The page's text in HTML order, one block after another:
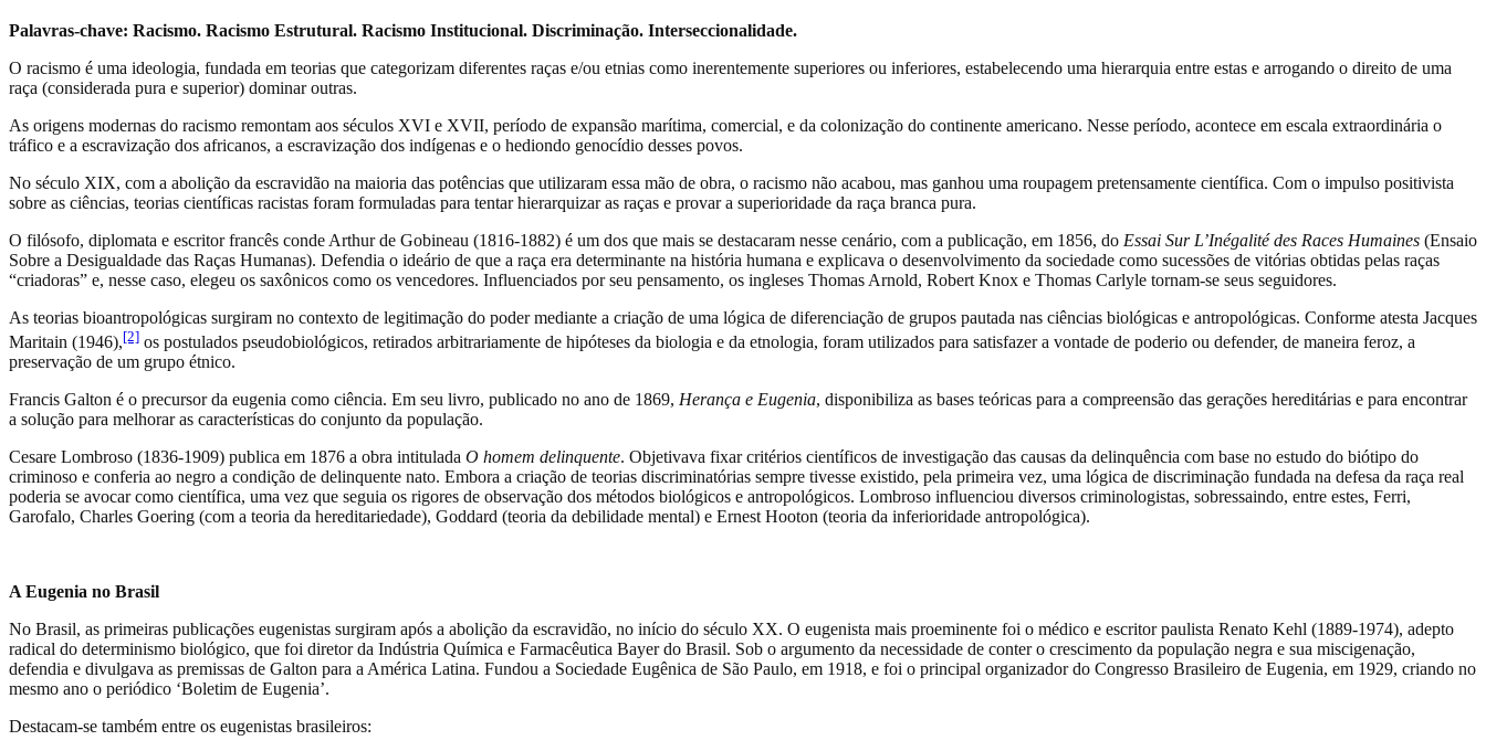
Palavras-chave: Racismo. Racismo Estrutural. Racismo Institucional. Discriminação. Interseccionalidade.
O racismo é uma ideologia, fundada em teorias que categorizam diferentes raças e/ou etnias como inerentemente superiores ou inferiores, estabelecendo uma hierarquia entre estas e arrogando o direito de uma
raça (considerada pura e superior) dominar outras.
As origens modernas do racismo remontam aos séculos XVI e XVII, período de expansão marítima, comercial, e da colonização do continente americano. Nesse período, acontece em escala extraordinária o
tráfico e a escravização dos africanos, a escravização dos indígenas e o hediondo genocídio desses povos.
No século XIX, com a abolição da escravidão na maioria das potências que utilizaram essa mão de obra, o racismo não acabou, mas ganhou uma roupagem pretensamente científica. Com o impulso positivista
sobre as ciências, teorias científicas racistas foram formuladas para tentar hierarquizar as raças e provar a superioridade da raça branca pura.
O filósofo, diplomata e escritor francês conde Arthur de Gobineau (1816-1882) é um dos que mais se destacaram nesse cenário, com a publicação, em 1856, do Essai Sur L’Inégalité des Races Humaines (Ensaio
Sobre a Desigualdade das Raças Humanas). Defendia o ideário de que a raça era determinante na história humana e explicava o desenvolvimento da sociedade como sucessões de vitórias obtidas pelas raças
“criadoras” e, nesse caso, elegeu os saxônicos como os vencedores. Influenciados por seu pensamento, os ingleses Thomas Arnold, Robert Knox e Thomas Carlyle tornam-se seus seguidores.
As teorias bioantropológicas surgiram no contexto de legitimação do poder mediante a criação de uma lógica de diferenciação de grupos pautada nas ciências biológicas e antropológicas. Conforme atesta Jacques
Maritain (1946),[2] os postulados pseudobiológicos, retirados arbitrariamente de hipóteses da biologia e da etnologia, foram utilizados para satisfazer a vontade de poderio ou defender, de maneira feroz, a
preservação de um grupo étnico.
Francis Galton é o precursor da eugenia como ciência. Em seu livro, publicado no ano de 1869, Herança e Eugenia, disponibiliza as bases teóricas para a compreensão das gerações hereditárias e para encontrar
a solução para melhorar as características do conjunto da população.
Cesare Lombroso (1836-1909) publica em 1876 a obra intitulada O homem delinquente. Objetivava fixar critérios científicos de investigação das causas da delinquência com base no estudo do biótipo do
criminoso e conferia ao negro a condição de delinquente nato. Embora a criação de teorias discriminatórias sempre tivesse existido, pela primeira vez, uma lógica de discriminação fundada na defesa da raça real
poderia se avocar como científica, uma vez que seguia os rigores de observação dos métodos biológicos e antropológicos. Lombroso influenciou diversos criminologistas, sobressaindo, entre estes, Ferri,
Garofalo, Charles Goering (com a teoria da hereditariedade), Goddard (teoria da debilidade mental) e Ernest Hooton (teoria da inferioridade antropológica).
A Eugenia no Brasil
No Brasil, as primeiras publicações eugenistas surgiram após a abolição da escravidão, no início do século XX. O eugenista mais proeminente foi o médico e escritor paulista Renato Kehl (1889-1974), adepto
radical do determinismo biológico, que foi diretor da Indústria Química e Farmacêutica Bayer do Brasil. Sob o argumento da necessidade de conter o crescimento da população negra e sua miscigenação,
defendia e divulgava as premissas de Galton para a América Latina. Fundou a Sociedade Eugênica de São Paulo, em 1918, e foi o principal organizador do Congresso Brasileiro de Eugenia, em 1929, criando no
mesmo ano o periódico ‘Boletim de Eugenia’.
Destacam-se também entre os eugenistas brasileiros: